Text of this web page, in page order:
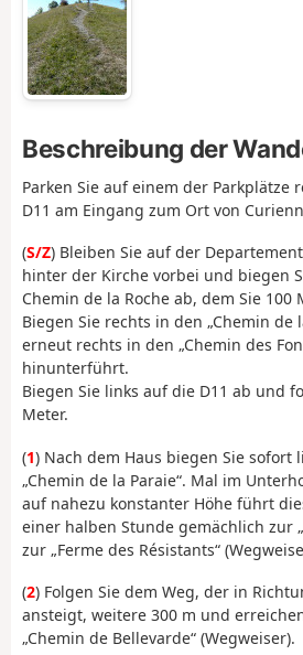
Beschreibung der
Parken Sie auf einem der Parkplätze
D11 am Eingang zum Ort von
(S/Z) Bleiben Sie auf der
hinter der Kirche vorbei und biegen
Chemin de la Roche ab, dem Sie 100
Biegen Sie rechts in den „Chemin de
erneut rechts in den „Chemin des
hinunterführt.
Biegen Sie links auf die D11 ab und
Meter.
(1) Nach dem Haus biegen Sie sofort
„Chemin de la Paraie“. Mal im
auf nahezu konstanter Höhe führt
einer halben Stunde gemächlich zur
zur „Ferme des Résistants“
(2) Folgen Sie dem Weg, der in
ansteigt, weitere 300 m und
„Chemin de Bellevarde“ (Wegweiser).